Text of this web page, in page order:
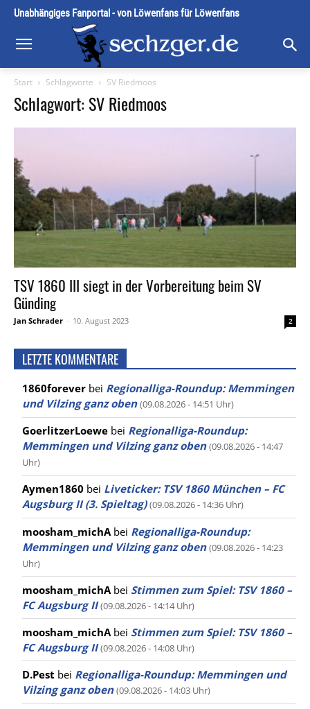
Unabhängiges Fanportal - von Löwenfans für Löwenfans
Start Schlagworte SV Riedmoos
Schlagwort: SV Riedmoos
TSV 1860 III siegt in der Vorbereitung beim SV
Günding
Jan Schrader - 10. August 2023 2
LETZTE KOMMENTARE
1860forever bei Regionalliga-Roundup: Memmingen
und Vilzing ganz oben (09.08.2026 - 14:51 Uhr)
GoerlitzerLoewe bei Regionalliga-Roundup:
Memmingen und Vilzing ganz oben (09.08.2026 - 14:47
Uhr)
Aymen1860 bei Liveticker: TSV 1860 München – FC
Augsburg II (3. Spieltag) (09.08.2026 - 14:36 Uhr)
moosham_michA bei Regionalliga-Roundup:
Memmingen und Vilzing ganz oben (09.08.2026 - 14:23
Uhr)
moosham_michA bei Stimmen zum Spiel: TSV 1860 –
FC Augsburg II (09.08.2026 - 14:14 Uhr)
moosham_michA bei Stimmen zum Spiel: TSV 1860 –
FC Augsburg II (09.08.2026 - 14:08 Uhr)
D.Pest bei Regionalliga-Roundup: Memmingen und
Vilzing ganz oben (09.08.2026 - 14:03 Uhr)